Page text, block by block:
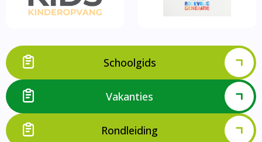
Schoolgids
Vakanties
Rondleiding